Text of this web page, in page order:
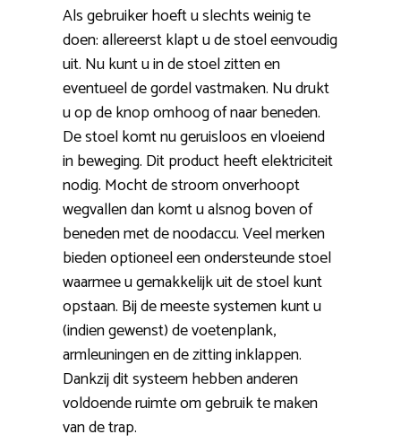
Als gebruiker hoeft u slechts weinig te
doen: allereerst klapt u de stoel eenvoudig
uit. Nu kunt u in de stoel zitten en
eventueel de gordel vastmaken. Nu drukt
u op de knop omhoog of naar beneden.
De stoel komt nu geruisloos en vloeiend
in beweging. Dit product heeft elektriciteit
nodig. Mocht de stroom onverhoopt
wegvallen dan komt u alsnog boven of
beneden met de noodaccu. Veel merken
bieden optioneel een ondersteunde stoel
waarmee u gemakkelijk uit de stoel kunt
opstaan. Bij de meeste systemen kunt u
(indien gewenst) de voetenplank,
armleuningen en de zitting inklappen.
Dankzij dit systeem hebben anderen
voldoende ruimte om gebruik te maken
van de trap.